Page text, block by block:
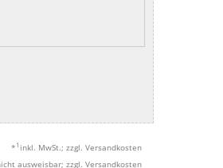
* 1 inkl. MwSt.; zzgl. Versandkosten
ausweisbar; zzgl. Versandkosten